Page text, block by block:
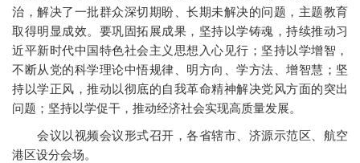
治，解决了一批群众深切期盼、长期未解决的问题，主题教育
取得明显成效。要巩固拓展成果，坚持以学铸魂，持续推动习
近平新时代中国特色社会主义思想入心见行；坚持以学增智，
不断从党的科学理论中悟规律、明方向、学方法、增智慧；坚
持以学正风，推动以彻底的自我革命精神解决党风方面的突出
问题；坚持以学促干，推动经济社会实现高质量发展。
会议以视频会议形式召开，各省辖市、济源示范区、航空
港区设分会场。